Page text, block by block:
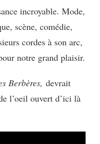
incroyable. Mode,
scène, comédie,
cordes à son arc,
notre grand plaisir.
Berbères, devrait
l’oeil ouvert d’ici là